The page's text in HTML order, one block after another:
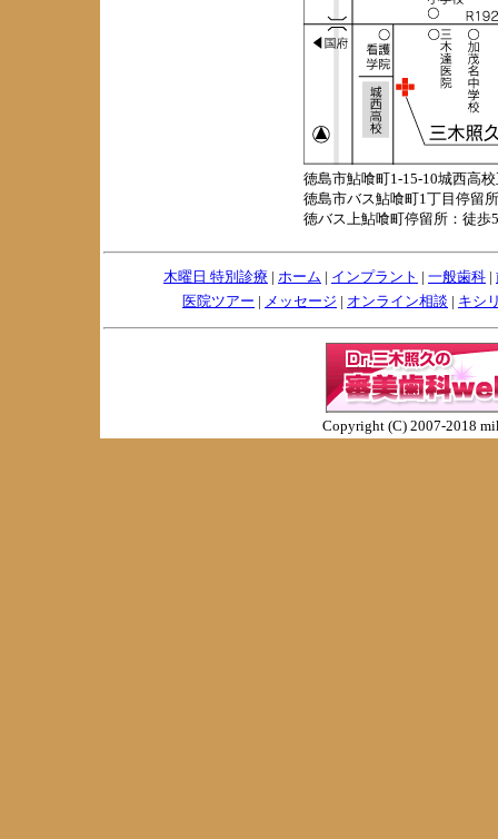
徳島市鮎喰町1-15-10城西高
徳島市バス鮎喰町1丁目停留
徳バス上鮎喰町停留所：徒歩
木曜日 特別診療 | ホーム | インプラント | 一般歯科 |
医院ツアー | メッセージ | オンライン相談 | キシ
Copyright (C) 2007-2018